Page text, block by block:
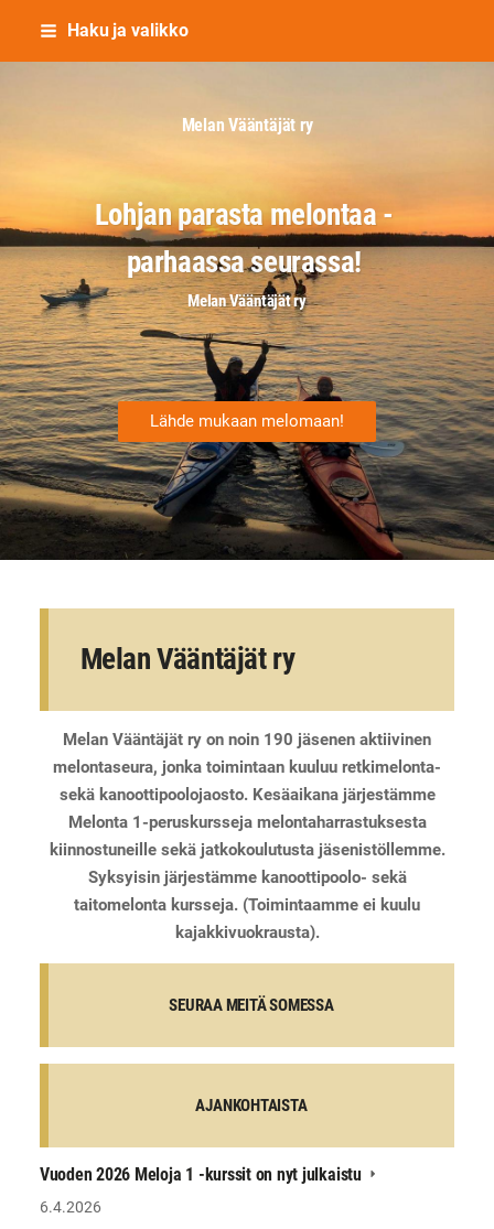
Siirry
Haku ja valikko
Melan Vääntäjät ry
Lohjan parasta melontaa -
parhaassa seurassa!
Melan Vääntäjät ry
Lähde mukaan melomaan!
Melan Vääntäjät ry
Melan Vääntäjät ry on noin 190 jäsenen aktiivinen
melontaseura, jonka toimintaan kuuluu retkimelonta-
sekä kanoottipoolojaosto. Kesäaikana järjestämme
Melonta 1-peruskursseja melontaharrastuksesta
kiinnostuneille sekä jatkokoulutusta jäsenistöllemme.
Syksyisin järjestämme kanoottipoolo- sekä
taitomelonta kursseja. (Toimintaamme ei kuulu
kajakkivuokrausta).
SEURAA MEITÄ SOMESSA
AJANKOHTAISTA
Vuoden 2026 Meloja 1 -kurssit on nyt julkaistu
6.4.2026